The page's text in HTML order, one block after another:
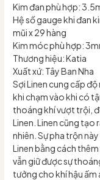
Kim đan phù hợp:
Hệ số gauge khi đan
mũi x 29 hàng
Kim móc phù hợp:
Thương hiệu: Katia
Xuất xứ: Tây Ban Nha
Sợi Linen cung cấp
khi chạm vào khi có
thoáng khí vượt trội,
Linen. Linen cũng tạo
nhiên. Sự pha trộn
Linen bằng cách
vẫn giữ được sự
tưởng cho khí hậu ấm